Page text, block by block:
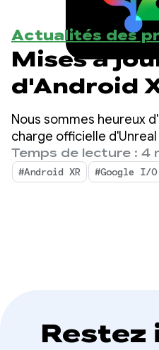
Actualités des
Mises à
d'Android
Unity,
Nous sommes heureux
charge officielle
désormais disponible
lançons également de
pour booster votre
Temps de lecture : 4
#Android XR #Google I/O
Restez